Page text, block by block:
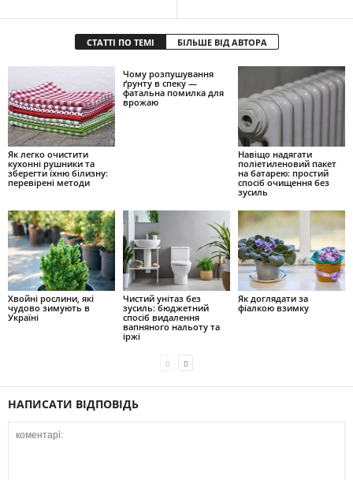
СТАТТІ ПО ТЕМІ БІЛЬШЕ ВІД АВТОРА
Як легко очистити
кухонні рушники та
зберегти їхню білизну:
перевірені методи
Чому розпушування
ґрунту в спеку —
фатальна помилка для
врожаю
Навіщо надягати
поліетиленовий пакет
на батарею: простий
спосіб очищення без
зусиль
Хвойні рослини, які
чудово зимують в
Україні
Чистий унітаз без
зусиль: бюджетний
спосіб видалення
вапняного нальоту та
іржі
Як доглядати за
фіалкою взимку
НАПИСАТИ ВІДПОВІДЬ